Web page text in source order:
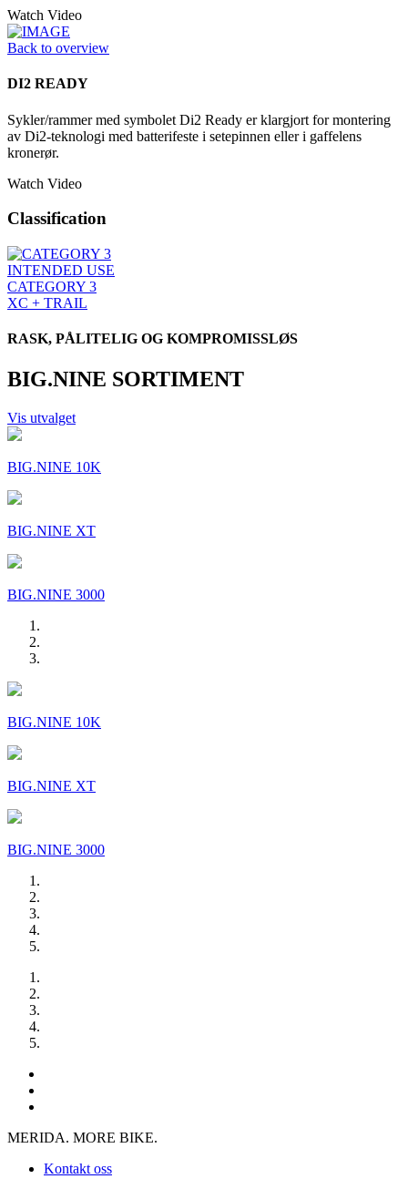
Watch Video
Back to overview
DI2 READY
Sykler/rammer med symbolet Di2 Ready er klargjort for montering
av Di2-teknologi med batterifeste i setepinnen eller i gaffelens
kronerør.
Watch Video
Classification
INTENDED USE
CATEGORY 3
XC + TRAIL
RASK, PÅLITELIG OG KOMPROMISSLØS
BIG.NINE SORTIMENT
Vis utvalget
BIG.NINE 10K
BIG.NINE XT
BIG.NINE 3000
BIG.NINE 10K
BIG.NINE XT
BIG.NINE 3000
MERIDA. MORE BIKE.
Kontakt oss